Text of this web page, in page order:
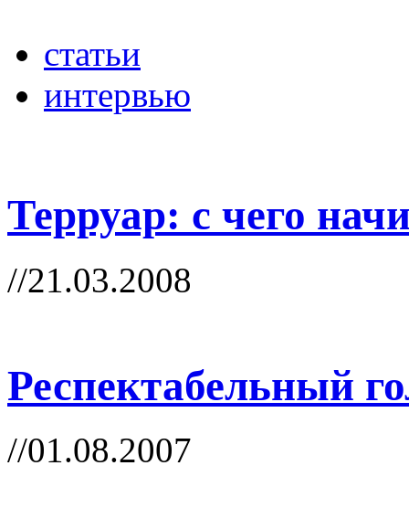
статьи
интервью
Терруар: с чего
//21.03.2008
Респектабельный
//01.08.2007